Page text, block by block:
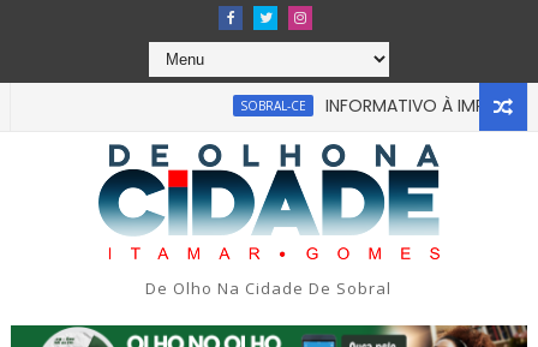
SOBRAL-CE INFORMATIVO À IMPRENSA
em tragédia na tarde da última segunda-feira 13/07/2026
De Olho Na Cidade De Sobral